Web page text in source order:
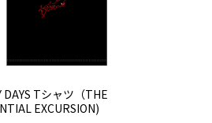
DAYS Tシャツ（THE
EXCURSION)